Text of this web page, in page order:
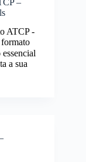
ATCP -
a sua